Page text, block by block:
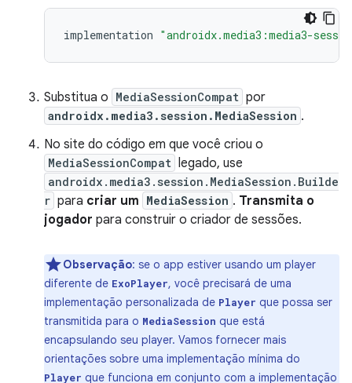
implementation "androidx.media3:media3-
Substitua o MediaSessionCompat por
androidx.media3.session.MediaSession .
No site do código em que você criou o
MediaSessionCompat legado, use
androidx.media3.session.MediaSession.Builde
r para criar um MediaSession . Transmita o
jogador para construir o criador de sessões.
Observação: se o app estiver usando um player
diferente de ExoPlayer, você precisará de uma
implementação personalizada de Player que possa ser
transmitida para o MediaSession que está
encapsulando seu player. Vamos fornecer mais
orientações sobre uma implementação mínima do
Player que funciona em conjunto com a implementação